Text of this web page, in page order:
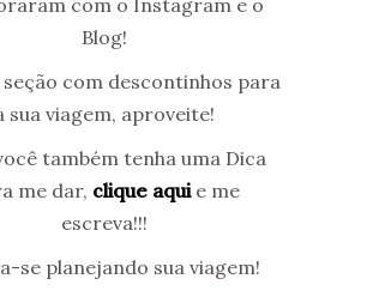
com o Instagram e o
Blog!
seção com descontinhos para
sua viagem, aproveite!
também tenha uma Dica
me dar, clique aquie me
escreva!!!
se planejando sua viagem!